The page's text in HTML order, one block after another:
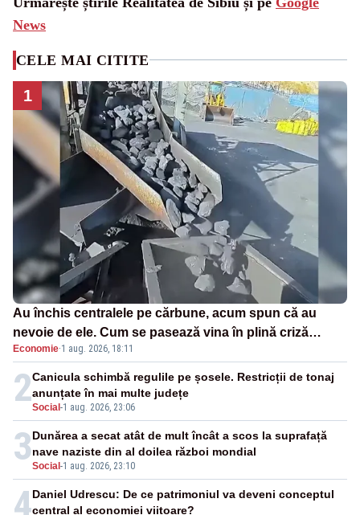
News
CELE MAI CITITE
1
Au închis centralele pe cărbune, acum spun că au
nevoie de ele. Cum se pasează vina în plină criză
energetică
Economie·1 aug. 2026, 18:11
2Social -1 aug. 2026, 23:06
Canicula schimbă regulile pe șosele. Restricții de tonaj
anunțate în mai multe județe
3Social -1 aug. 2026, 23:10
Dunărea a secat atât de mult încât a scos la suprafață
nave naziste din al doilea război mondial
4Daniel Udrescu: De ce patrimoniul va deveni conceptul
central al economiei viitoare?